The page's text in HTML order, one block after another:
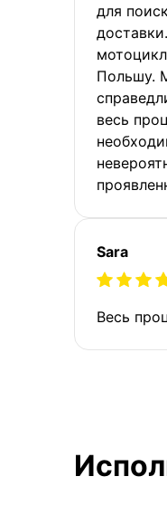
для
Польшу.
весь
Sara
Весь